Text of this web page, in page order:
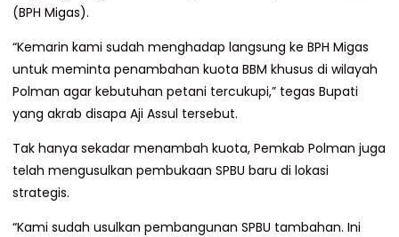
(BPH Migas).
“Kemarin kami sudah menghadap langsung ke BPH Migas
untuk meminta penambahan kuota BBM khusus di wilayah
Polman agar kebutuhan petani tercukupi,” tegas Bupati
yang akrab disapa Aji Assul tersebut.
Tak hanya sekadar menambah kuota, Pemkab Polman juga
telah mengusulkan pembukaan SPBU baru di lokasi
strategis.
“Kami sudah usulkan pembangunan SPBU tambahan. Ini